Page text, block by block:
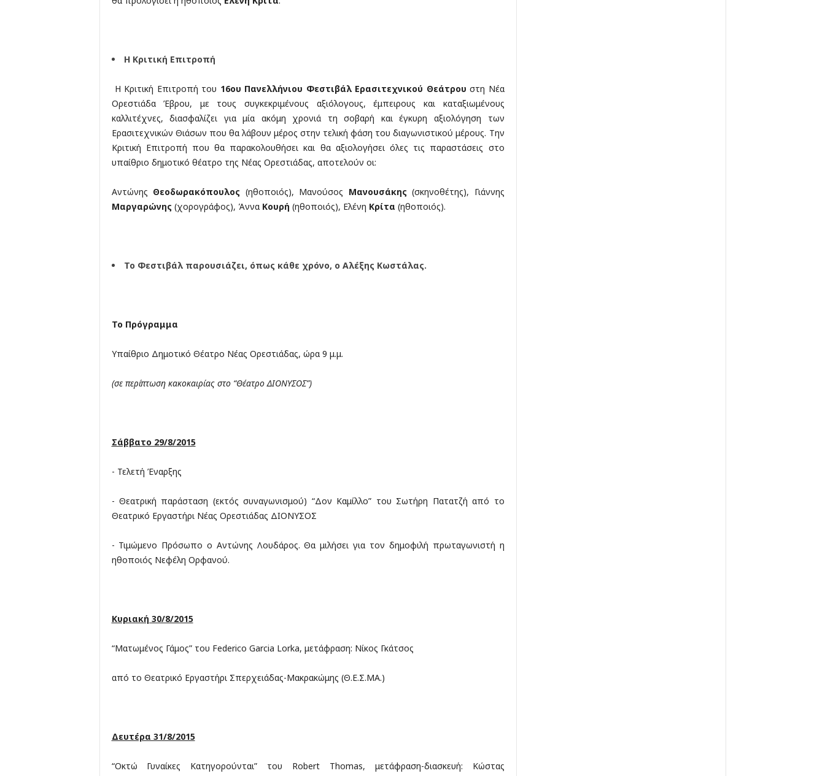
Η Κριτική Επιτροπή
Η Κριτική Επιτροπή του 16ου Πανελλήνιου Φεστιβάλ Ερασιτεχνικού Θεάτρου στη Νέα
Ορεστιάδα Έβρου, με τους συγκεκριμένους αξιόλογους, έμπειρους και καταξιωμένους
καλλιτέχνες, διασφαλίζει για μία ακόμη χρονιά τη σοβαρή και έγκυρη αξιολόγηση των
Ερασιτεχνικών Θιάσων που θα λάβουν μέρος στην τελική φάση του διαγωνιστικού μέρους. Την
Κριτική Επιτροπή που θα παρακολουθήσει και θα αξιολογήσει όλες τις παραστάσεις στο
υπαίθριο δημοτικό θέατρο της Νέας Ορεστιάδας, αποτελούν οι:
Αντώνης Θεοδωρακόπουλος (ηθοποιός), Μανούσος Μανουσάκης (σκηνοθέτης), Γιάννης
Μαργαρώνης (χορογράφος), ΆνναΚουρή (ηθοποιός), Ελένη Κρίτα (ηθοποιός).
Το Φεστιβάλ παρουσιάζει, όπως κάθε χρόνο, ο Αλέξης Κωστάλας.
Το Πρόγραμμα
Υπαίθριο Δημοτικό Θέατρο Νέας Ορεστιάδας, ώρα 9 μ.μ.
(σε περίπτωση κακοκαιρίας στο “Θέατρο ΔΙΟΝΥΣΟΣ”)
Σάββατο 29/8/2015
- Τελετή Έναρξης
- Θεατρική παράσταση (εκτός συναγωνισμού) “Δον Καμίλλο” του Σωτήρη Πατατζή από το
Θεατρικό Εργαστήρι Νέας Ορεστιάδας ΔΙΟΝΥΣΟΣ
- Τιμώμενο Πρόσωπο ο Αντώνης Λουδάρος. Θα μιλήσει για τον δημοφιλή πρωταγωνιστή η
ηθοποιός Νεφέλη Ορφανού.
Κυριακή 30/8/2015
“Ματωμένος Γάμος” του Federico Garcia Lorka, μετάφραση: Νίκος Γκάτσος
από το Θεατρικό Εργαστήρι Σπερχειάδας-Μακρακώμης (Θ.Ε.Σ.ΜΑ.)
Δευτέρα 31/8/2015
“Οκτώ Γυναίκες Κατηγορούνται” του Robert Thomas, μετάφραση-διασκευή: Κώστας